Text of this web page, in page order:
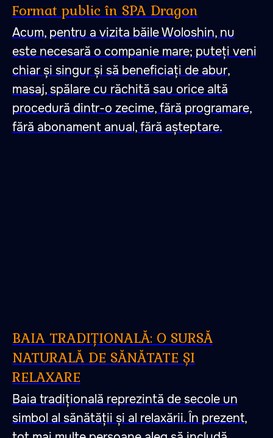
Format public în SPA Dragon
Acum, pentru a vizita băile Woloshin, nu
este necesară o companie mare; puteți veni
chiar și singur și să beneficiați de abur,
masaj, spălare cu răchită sau orice altă
procedură dintr-o zecime, fără programare,
fără abonament anual, fără așteptare.
BAIA TRADIȚIONALĂ: O SURSĂ
NATURALĂ DE SĂNĂTATE ȘI
RELAXARE
Baia tradițională reprezintă de secole un
simbol al sănătății și al relaxării. În prezent,